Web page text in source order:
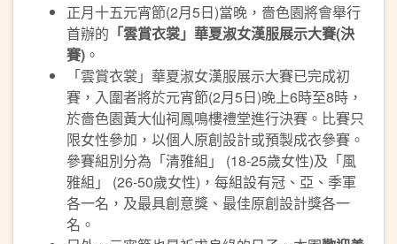
正月十五元宵節(2月5日)當晚，嗇色園將會舉行
首辦的 「雲賞衣裳」華夏淑女漢服展示大賽(決
賽) 。
「雲賞衣裳」華夏淑女漢服展示大賽已完成初
賽，入圍者將於元宵節(2月5日)晚上6時至8時，
於嗇色園黃大仙祠鳳鳴樓禮堂進行決賽。比賽只
限女性參加，以個人原創設計或預製成衣參賽。
參賽組別分為「清雅組」 (18-25歲女性)及「風
雅組」 (26-50歲女性)，每組設有冠、亞、季軍
各一名，及最具創意獎、最佳原創設計獎各一
名。